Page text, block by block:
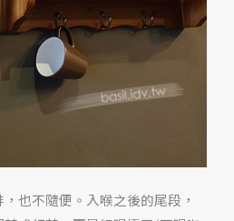
也不隨便。入喉之後的尾段，